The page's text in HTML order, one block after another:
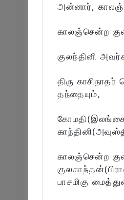
அன்னார்,
காலஞ்சென்ற
குலந்தினி
திரு
தந்தையும்,
காலஞ்சென்ற
பாசமிகு